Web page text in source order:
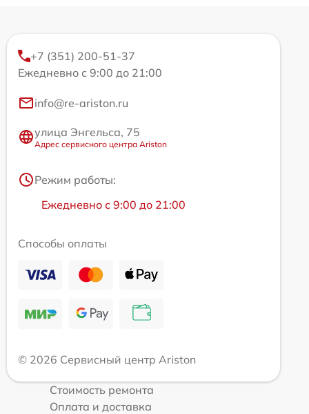
+7 (351) 200-51-37
Ежедневно с 9:00 до 21:00
info@re-ariston.ru
улица Энгельса, 75
Адрес сервисного центра Ariston
Режим работы:
Ежедневно с 9:00 до 21:00
Способы оплаты
© 2026 Сервисный центр Ariston
Стоимость ремонта
Оплата и доставка